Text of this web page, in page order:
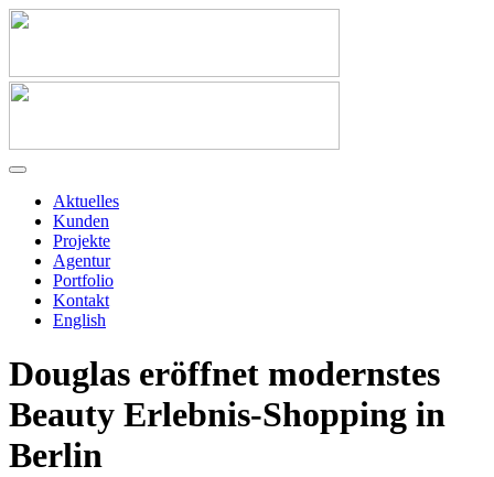
Aktuelles
Kunden
Projekte
Agentur
Portfolio
Kontakt
English
Douglas eröffnet modernstes
Beauty Erlebnis-Shopping in
Berlin